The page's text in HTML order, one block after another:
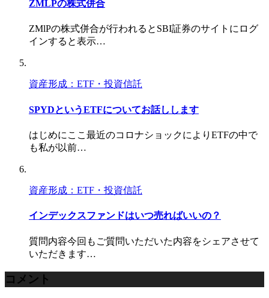
ZMLPの株式併合
ZMlPの株式併合が行われるとSBI証券のサイトにログ
インすると表示…
資産形成：ETF・投資信託
SPYDというETFについてお話しします
はじめにここ最近のコロナショックによりETFの中で
も私が以前…
資産形成：ETF・投資信託
インデックスファンドはいつ売ればいいの？
質問内容今回もご質問いただいた内容をシェアさせて
いただきます…
コメント